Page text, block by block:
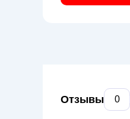
Отзывы 0